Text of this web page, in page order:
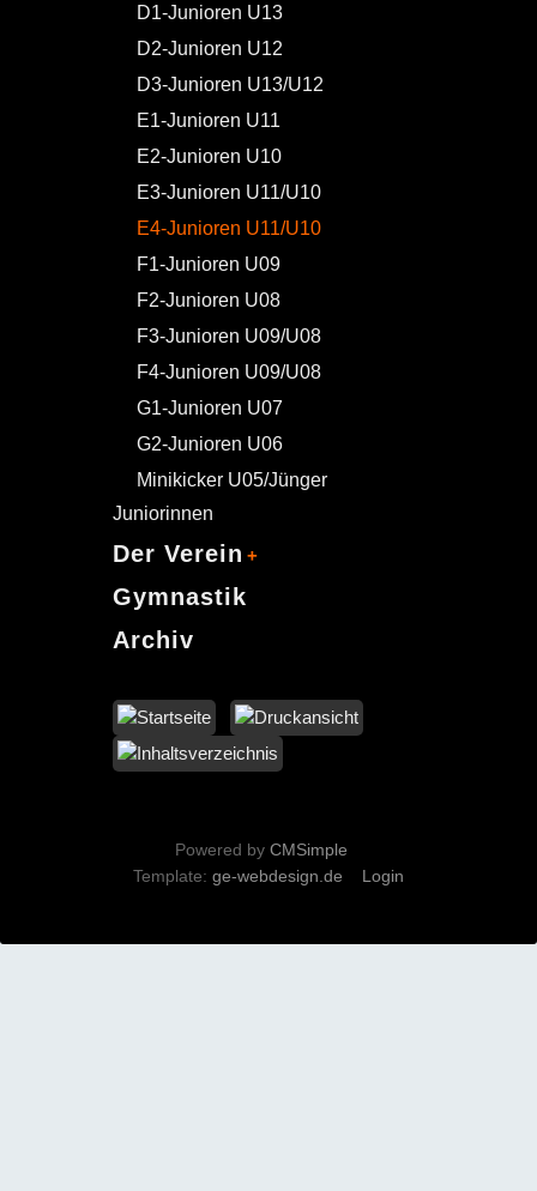
D1-Junioren U13
D2-Junioren U12
D3-Junioren U13/U12
E1-Junioren U11
E2-Junioren U10
E3-Junioren U11/U10
E4-Junioren U11/U10
F1-Junioren U09
F2-Junioren U08
F3-Junioren U09/U08
F4-Junioren U09/U08
G1-Junioren U07
G2-Junioren U06
Minikicker U05/Jünger
Juniorinnen
Der Verein
Gymnastik
Archiv
Powered by CMSimple
Template: ge-webdesign.de Login